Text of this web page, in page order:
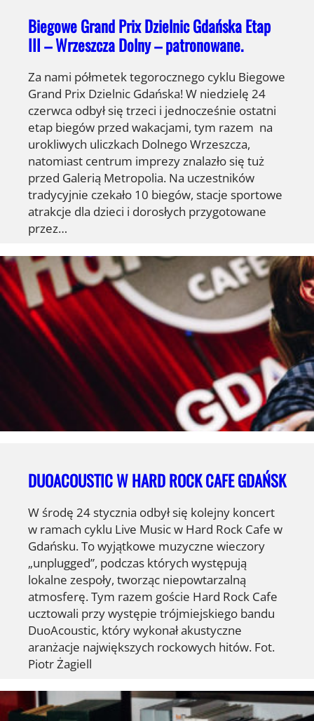
Biegowe Grand Prix Dzielnic Gdańska Etap
III – Wrzeszcza Dolny – patronowane.
Za nami półmetek tegorocznego cyklu Biegowe
Grand Prix Dzielnic Gdańska! W niedzielę 24
czerwca odbył się trzeci i jednocześnie ostatni
etap biegów przed wakacjami, tym razem na
urokliwych uliczkach Dolnego Wrzeszcza,
natomiast centrum imprezy znalazło się tuż
przed Galerią Metropolia. Na uczestników
tradycyjnie czekało 10 biegów, stacje sportowe
atrakcje dla dzieci i dorosłych przygotowane
przez…
DUOACOUSTIC W HARD ROCK CAFE GDAŃSK
W środę 24 stycznia odbył się kolejny koncert
w ramach cyklu Live Music w Hard Rock Cafe w
Gdańsku. To wyjątkowe muzyczne wieczory
„unplugged”, podczas których występują
lokalne zespoły, tworząc niepowtarzalną
atmosferę. Tym razem goście Hard Rock Cafe
ucztowali przy występie trójmiejskiego bandu
DuoAcoustic, który wykonał akustyczne
aranżacje największych rockowych hitów. Fot.
Piotr Żagiell